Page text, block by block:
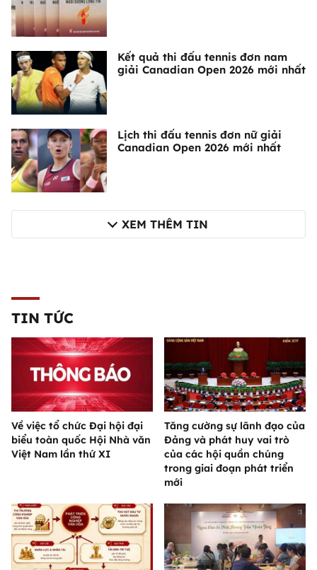
Kết quả thi đấu tennis đơn nam
giải Canadian Open 2026 mới nhất
Lịch thi đấu tennis đơn nữ giải
Canadian Open 2026 mới nhất
XEM THÊM TIN
TIN TỨC
Về việc tổ chức Đại hội đại
biểu toàn quốc Hội Nhà văn
Việt Nam lần thứ XI
Tăng cường sự lãnh đạo của
Đảng và phát huy vai trò
của các hội quần chúng
trong giai đoạn phát triển
mới